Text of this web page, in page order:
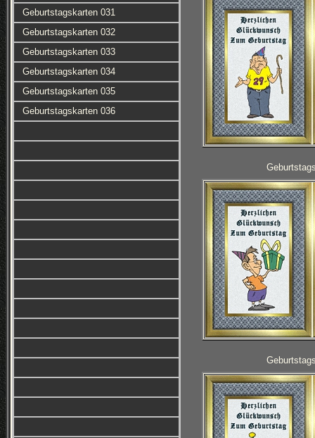
Geburtstagskarten 031
Geburtstagskarten 032
Geburtstagskarten 033
Geburtstagskarten 034
Geburtstagskarten 035
Geburtstagskarten 036